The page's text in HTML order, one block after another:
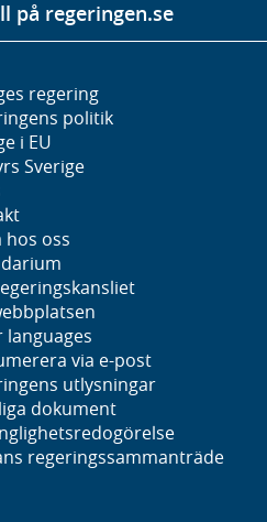
på regeringen.se
regering
politik
i EU
Sverige
hos oss
languages
via e-post
utlysningar
dokument
regeringssammanträde